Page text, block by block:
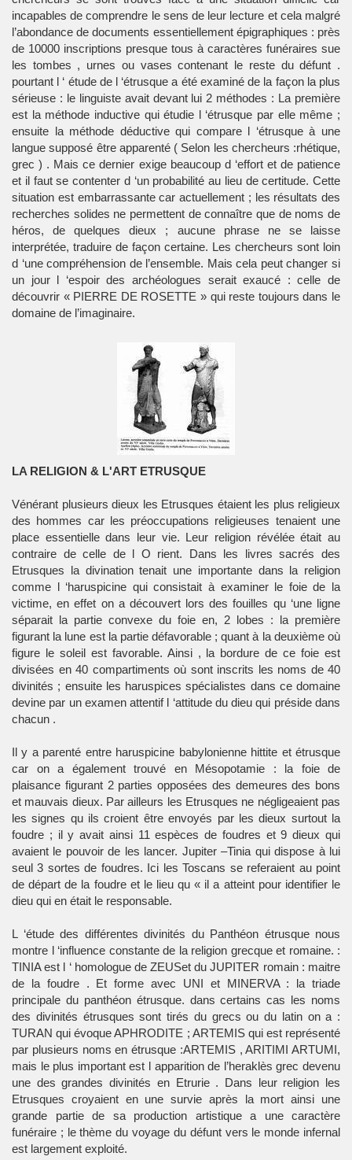
incapables de comprendre le sens de leur lecture et cela malgré
l’abondance de documents essentiellement épigraphiques : près
de 10000 inscriptions presque tous à caractères funéraires sue
les tombes , urnes ou vases contenant le reste du défunt .
pourtant l ‘ étude de l ‘étrusque a été examiné de la façon la plus
sérieuse : le linguiste avait devant lui 2 méthodes : La première
est la méthode inductive qui étudie l ‘étrusque par elle même ;
ensuite la méthode déductive qui compare l ‘étrusque à une
langue supposé être apparenté ( Selon les chercheurs :rhétique,
grec ) . Mais ce dernier exige beaucoup d ‘effort et de patience
et il faut se contenter d ‘un probabilité au lieu de certitude. Cette
situation est embarrassante car actuellement ; les résultats des
recherches solides ne permettent de connaître que de noms de
héros, de quelques dieux ; aucune phrase ne se laisse
interprétée, traduire de façon certaine. Les chercheurs sont loin
d ‘une compréhension de l’ensemble. Mais cela peut changer si
un jour l ‘espoir des archéologues serait exaucé : celle de
découvrir « PIERRE DE ROSETTE » qui reste toujours dans le
domaine de l’imaginaire.
LA RELIGION & L'ART ETRUSQUE
Vénérant plusieurs dieux les Etrusques étaient les plus religieux
des hommes car les préoccupations religieuses tenaient une
place essentielle dans leur vie. Leur religion révélée était au
contraire de celle de l O rient. Dans les livres sacrés des
Etrusques la divination tenait une importante dans la religion
comme l ‘haruspicine qui consistait à examiner le foie de la
victime, en effet on a découvert lors des fouilles qu ‘une ligne
séparait la partie convexe du foie en, 2 lobes : la première
figurant la lune est la partie défavorable ; quant à la deuxième où
figure le soleil est favorable. Ainsi , la bordure de ce foie est
divisées en 40 compartiments où sont inscrits les noms de 40
divinités ; ensuite les haruspices spécialistes dans ce domaine
devine par un examen attentif l ‘attitude du dieu qui préside dans
chacun .
Il y a parenté entre haruspicine babylonienne hittite et étrusque
car on a également trouvé en Mésopotamie : la foie de
plaisance figurant 2 parties opposées des demeures des bons
et mauvais dieux. Par ailleurs les Etrusques ne négligeaient pas
les signes qu ils croient être envoyés par les dieux surtout la
foudre ; il y avait ainsi 11 espèces de foudres et 9 dieux qui
avaient le pouvoir de les lancer. Jupiter –Tinia qui dispose à lui
seul 3 sortes de foudres. Ici les Toscans se referaient au point
de départ de la foudre et le lieu qu « il a atteint pour identifier le
dieu qui en était le responsable.
L ‘étude des différentes divinités du Panthéon étrusque nous
montre l ‘influence constante de la religion grecque et romaine. :
TINIA est l ‘ homologue de ZEUSet du JUPITER romain : maitre
de la foudre . Et forme avec UNI et MINERVA : la triade
principale du panthéon étrusque. dans certains cas les noms
des divinités étrusques sont tirés du grecs ou du latin on a :
TURAN qui évoque APHRODITE ; ARTEMIS qui est représenté
par plusieurs noms en étrusque :ARTEMIS , ARITIMI ARTUMI,
mais le plus important est l apparition de l’heraklès grec devenu
une des grandes divinités en Etrurie . Dans leur religion les
Etrusques croyaient en une survie après la mort ainsi une
grande partie de sa production artistique a une caractère
funéraire ; le thème du voyage du défunt vers le monde infernal
est largement exploité.